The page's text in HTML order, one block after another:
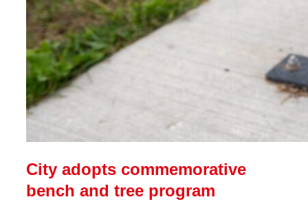
City adopts commemorative
bench and tree program